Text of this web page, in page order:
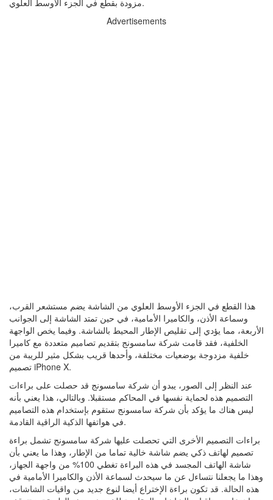
مزودة بقطع في الجزء الأوسط العلوي.
Advertisements
هذا القطع في الجزء الأوسط العلوي من الشاشة يضم مستشعر القرب،
وسماعة الأذن، والكاميرا الأمامية، في حين تمتد الشاشة إلى الجوانب
الأربعة، مما يؤدي إلى تقليص الإطار المحيط بالشاشة. وفيما يخص الواجهة
الخلفية، فقد قامت شركة سامسونج بتقديم تصاميم متعددة مع كاميرا
خلفية مزدوجة بوضعيات مختلفة، وأحدها قريب بشكل مثير للريبة من
تصميم iPhone X.
عند النظر إلى الصور، يبدو أن شركة سامسونج قد حصلت على براءات
التصميم هذه لحماية نفسها في المحاكم مستقبلا. وبالتالي، هذا يعني بأنه
ليس هناك ما يؤكد بأن شركة سامسونج ستقوم بإستخدام هذه التصاميم
في هواتفها الذكية الراقية القادمة.
براءات التصميم الأخرى التي تحصلت عليها شركة سامسونج تشمل براءة
تصميم لهاتف ذكي يضم شاشة خالية تماما من الإطار، وهذا ما يعني بأن
شاشة الهاتف المجسد في هذه البراءة تغطي 100% من واجهة الجهاز،
وهذا ما يجعلنا نتساءل عن ما سيحدث لسماعة الأذن والكاميرا الأمامية في
هذه الحالة. قد تكون براءة الإختراع أيضا لنوع جديد من واقيات الشاشات،